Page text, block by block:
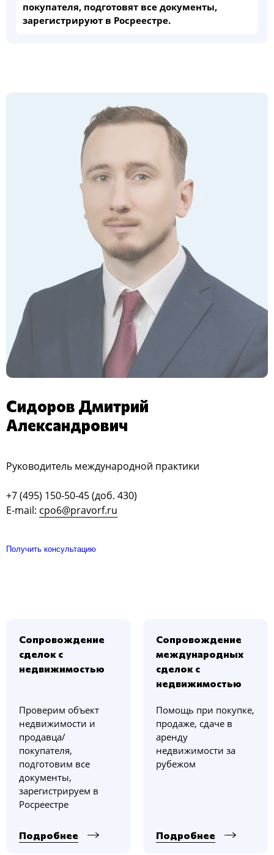
покупателя, подготовят все документы,
зарегистрируют в Росреестре.
Сидоров Дмитрий
Александрович
Руководитель международной практики
+7 (495) 150-50-45 (доб. 430)
E-mail: cpo6@pravorf.ru
Получить консультацию
Сопровождение
сделок с
недвижимостью
Проверим объект
недвижимости и
продавца/
покупателя,
подготовим все
документы,
зарегистрируем в
Росреестре
Подробнее
Сопровождение
международных
сделок с
недвижимостью
Помощь при покупке,
продаже, сдаче в
аренду
недвижимости за
рубежом
Подробнее